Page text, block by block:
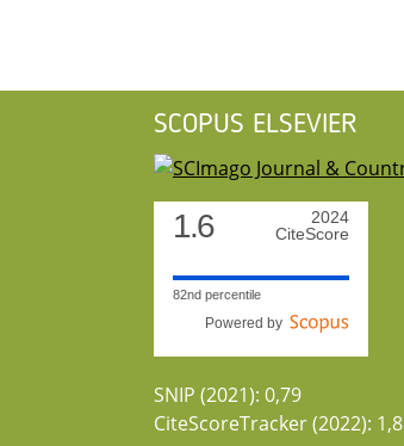
SCOPUS ELSEVIER
1.6
2024
CiteScore
82nd percentile
Powered by
SNIP (2021): 0,79
CiteScoreTracker (2022): 1,8